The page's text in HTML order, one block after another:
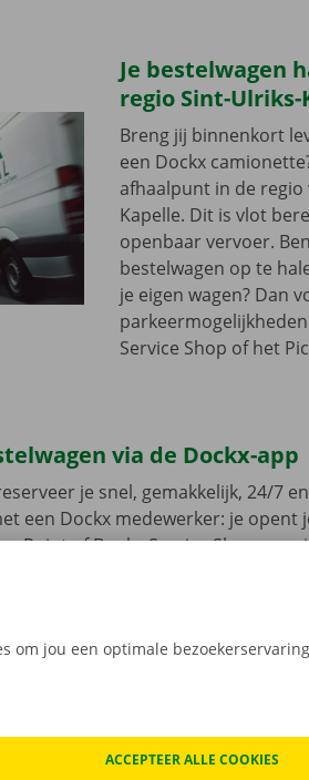
Je bestelwagen
regio Sint-Ulriks-
Breng jij binnenkort
een Dockx
afhaalpunt in de regio
Kapelle. Dit is vlot
openbaar vervoer.
bestelwagen op te
je eigen wagen? Dan
Service Shop of het
via de Dockx-app
je snel, gemakkelijk, 24/7
een Dockx medewerker: je opent
Point of Dockx Service Shop naar
om jou een optimale
ACCEPTEER ALLE COOKIES